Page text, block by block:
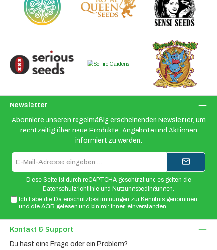
Newsletter
Abonniere unseren regelmäßig erscheinenden Newsletter, um
rechtzeitig über neue Produkte, Angebote und Aktionen
informiert zu werden.
Mail-
Adresse*
Diese Seite ist durch reCAPTCHA geschützt und es gelten die
Datenschutzrichtlinie und Nutzungsbedingungen
Ich habe die Datenschutzbestimmungen zur Kenntnis genommen
und dieAGB gelesen und bin mit ihnen einverstanden.
Kontakt & Support
Du hast eine Frage oder ein Problem?